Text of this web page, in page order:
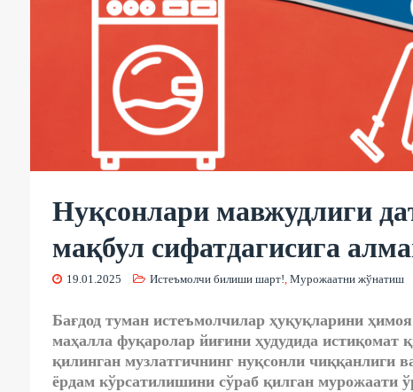
Нуқсонлари мавжудлиги
мақбул сифатдагисига
19.01.2025 Истеъмолчи билиши шарт!, Мурожаатни жўнатиш
Бағдод туман истеъмолчилар ҳуқуқларини
маҳалла фуқаролар йиғини ҳудудида
қилинган музлатгичнинг нуқсонли
ёрдам кўрсатилишини сўраб қилган мурожаати